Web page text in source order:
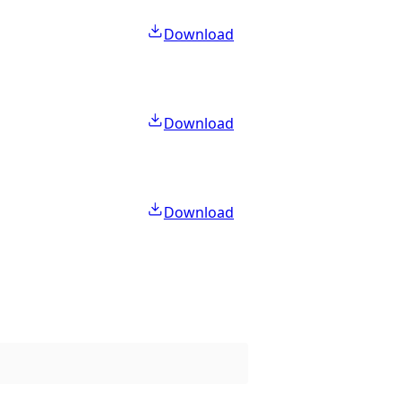
Download
Download
Download